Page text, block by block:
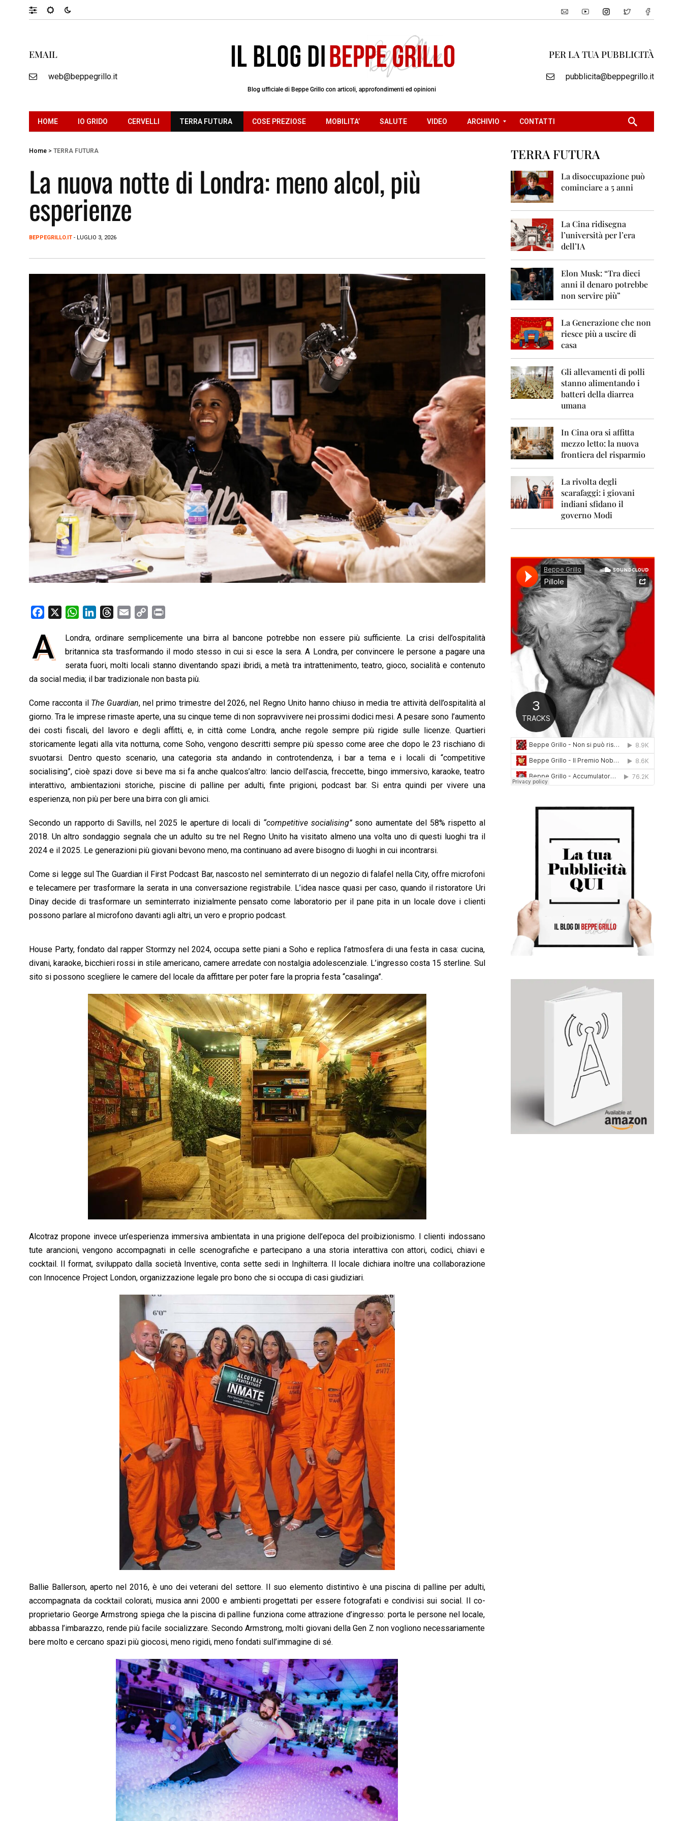
EMAIL
web@beppegrillo.it
Blog ufficiale di Beppe Grillo con articoli, approfondimenti ed opinioni
PER LA TUA PUBBLICITÀ
pubblicita@beppegrillo.it
HOME IO GRIDO CERVELLI TERRA FUTURA COSE PREZIOSE MOBILITA’ SALUTE VIDEO ARCHIVIO
2
0
0
0
2
9
1
0
2
0
1
2
1
2
1
5
1
CONTATTI
Home > TERRA FUTURA
La nuova notte di Londra: meno alcol, più
esperienze
BEPPEGRILLO.IT - LUGLIO 3, 2026
c
e
o
k
W
a
t
s
A
p
n
k
e
d
n
r
e
a
d
a
i
l
p
y
L
i
k
i
n
t
A
Londra, ordinare semplicemente una birra al bancone potrebbe non essere più sufficiente. La crisi dell’ospitalità
britannica sta trasformando il modo stesso in cui si esce la sera. A Londra, per convincere le persone a pagare una
serata fuori, molti locali stanno diventando spazi ibridi, a metà tra intrattenimento, teatro, gioco, socialità e contenuto
da social media; il bar tradizionale non basta più.
Come racconta il The Guardian, nel primo trimestre del 2026, nel Regno Unito hanno chiuso in media tre attività dell’ospitalità al
giorno. Tra le imprese rimaste aperte, una su cinque teme di non sopravvivere nei prossimi dodici mesi. A pesare sono l’aumento
dei costi fiscali, del lavoro e degli affitti, e, in città come Londra, anche regole sempre più rigide sulle licenze. Quartieri
storicamente legati alla vita notturna, come Soho, vengono descritti sempre più spesso come aree che dopo le 23 rischiano di
svuotarsi. Dentro questo scenario, una categoria sta andando in controtendenza, i bar a tema e i locali di “competitive
socialising”, cioè spazi dove si beve ma si fa anche qualcos’altro: lancio dell’ascia, freccette, bingo immersivo, karaoke, teatro
interattivo, ambientazioni storiche, piscine di palline per adulti, finte prigioni, podcast bar. Si entra quindi per vivere una
esperienza, non più per bere una birra con gli amici.
Secondo un rapporto di Savills, nel 2025 le aperture di locali di“competitive socialising”sono aumentate del 58% rispetto al
2018. Un altro sondaggio segnala che un adulto su tre nel Regno Unito ha visitato almeno una volta uno di questi luoghi tra il
2024 e il 2025. Le generazioni più giovani bevono meno, ma continuano ad avere bisogno di luoghi in cui incontrarsi.
Come si legge sul The Guardian il First Podcast Bar, nascosto nel seminterrato di un negozio di falafel nella City, offre microfoni
e telecamere per trasformare la serata in una conversazione registrabile. L’idea nasce quasi per caso, quando il ristoratore Uri
Dinay decide di trasformare un seminterrato inizialmente pensato come laboratorio per il pane pita in un locale dove i clienti
possono parlare al microfono davanti agli altri, un vero e proprio podcast.
House Party, fondato dal rapper Stormzy nel 2024, occupa sette piani a Soho e replica l’atmosfera di una festa in casa: cucina,
divani, karaoke, bicchieri rossi in stile americano, camere arredate con nostalgia adolescenziale. L’ingresso costa 15 sterline. Sul
sito si possono scegliere le camere del locale da affittare per poter fare la propria festa “casalinga”.
Alcotraz propone invece un’esperienza immersiva ambientata in una prigione dell’epoca del proibizionismo. I clienti indossano
tute arancioni, vengono accompagnati in celle scenografiche e partecipano a una storia interattiva con attori, codici, chiavi e
cocktail. Il format, sviluppato dalla società Inventive, conta sette sedi in Inghilterra. Il locale dichiara inoltre una collaborazione
con Innocence Project London, organizzazione legale pro bono che si occupa di casi giudiziari.
Ballie Ballerson, aperto nel 2016, è uno dei veterani del settore. Il suo elemento distintivo è una piscina di palline per adulti,
accompagnata da cocktail colorati, musica anni 2000 e ambienti progettati per essere fotografati e condivisi sui social. Il co-
proprietario George Armstrong spiega che la piscina di palline funziona come attrazione d’ingresso: porta le persone nel locale,
abbassa l’imbarazzo, rende più facile socializzare. Secondo Armstrong, molti giovani della Gen Z non vogliono necessariamente
bere molto e cercano spazi più giocosi, meno rigidi, meno fondati sull’immagine di sé.
TERRA FUTURA
La disoccupazione può
cominciare a 5 anni
La Cina ridisegna
l’università per l’era
dell’IA
Elon Musk: “Tra dieci
anni il denaro potrebbe
non servire più”
La Generazione che non
riesce più a uscire di
casa
Gli allevamenti di polli
stanno alimentando i
batteri della diarrea
umana
In Cina ora si affitta
mezzo letto: la nuova
frontiera del risparmio
La rivolta degli
scarafaggi: i giovani
indiani sfidano il
governo Modi